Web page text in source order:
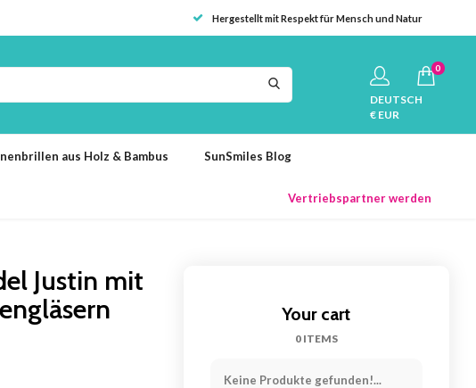
Hergestellt mit Respekt für Mensch und Natur
0
DEUTSCH
€ EUR
aus Holz & Bambus SunSmiles Blog
Vertriebspartner werden
Justin mit
Your cart
0 ITEMS
Keine Produkte gefunden!...